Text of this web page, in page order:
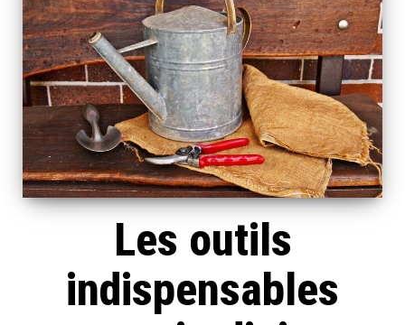
Les outils
indispensables